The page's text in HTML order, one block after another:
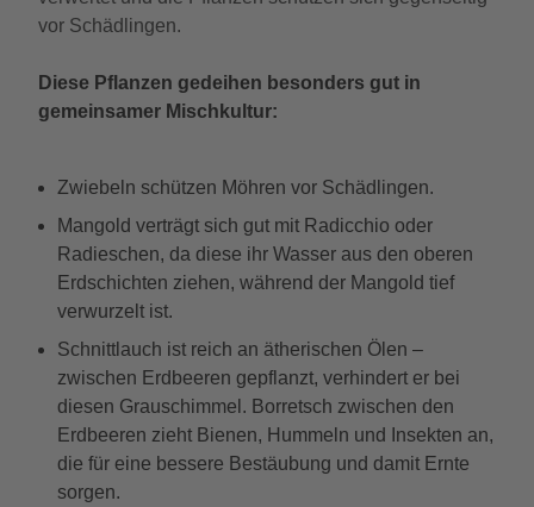
vor Schädlingen.
Diese Pflanzen gedeihen besonders gut in
gemeinsamer Mischkultur:
Zwiebeln schützen Möhren vor Schädlingen.
Mangold verträgt sich gut mit Radicchio oder
Radieschen, da diese ihr Wasser aus den oberen
Erdschichten ziehen, während der Mangold tief
verwurzelt ist.
Schnittlauch ist reich an ätherischen Ölen –
zwischen Erdbeeren gepflanzt, verhindert er bei
diesen Grauschimmel. Borretsch zwischen den
Erdbeeren zieht Bienen, Hummeln und Insekten an,
die für eine bessere Bestäubung und damit Ernte
sorgen.